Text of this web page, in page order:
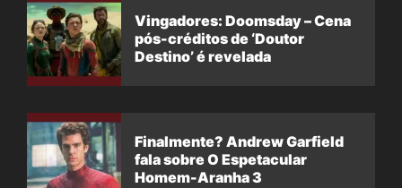
Vingadores: Doomsday – Cena
pós-créditos de ‘Doutor
Destino’ é revelada
Finalmente? Andrew Garfield
fala sobre O Espetacular
Homem-Aranha 3